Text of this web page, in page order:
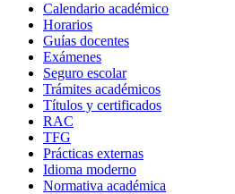
Calendario académico
Horarios
Guías docentes
Exámenes
Seguro escolar
Trámites académicos
Títulos y certificados
RAC
TFG
Prácticas externas
Idioma moderno
Normativa académica